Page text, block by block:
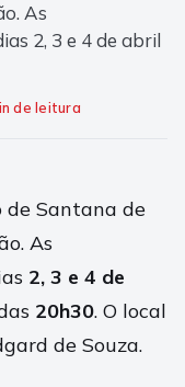
As
2, 3 e 4 de abril
de leitura
Santana de
As
2, 3 e 4 de
20h30. O local
de Souza.